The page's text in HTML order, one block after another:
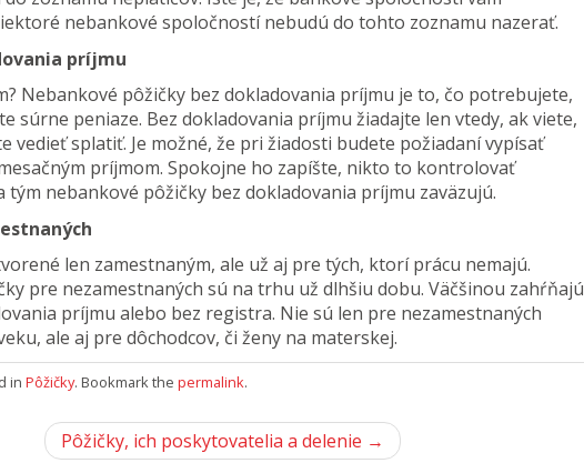
nebankové spoločností nebudú do tohto zoznamu nazerať.
príjmu
Nebankové pôžičky bez dokladovania príjmu je to, čo potrebujete,
súrne peniaze. Bez dokladovania príjmu žiadajte len vtedy, ak viete,
vedieť splatiť. Je možné, že pri žiadosti budete požiadaní vypísať
príjmom. Spokojne ho zapíšte, nikto to kontrolovať
tým nebankové pôžičky bez dokladovania príjmu zaväzujú.
len zamestnaným, ale už aj pre tých, ktorí prácu nemajú.
pre nezamestnaných sú na trhu už dlhšiu dobu. Väčšinou zahŕňajú
príjmu alebo bez registra. Nie sú len pre nezamestnaných
ale aj pre dôchodcov, či ženy na materskej.
in Pôžičky. Bookmark the permalink.
Pôžičky, ich poskytovatelia a delenie →